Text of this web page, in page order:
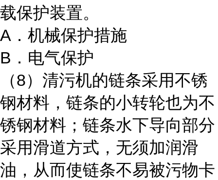
载保护装置。
A．机械保护措施
B．电气保护
（8）清污机的链条采用不锈
钢材料，链条的小转轮也为不
锈钢材料；链条水下导向部分
采用滑道方式，无须加润滑
油，从而使链条不易被污物卡